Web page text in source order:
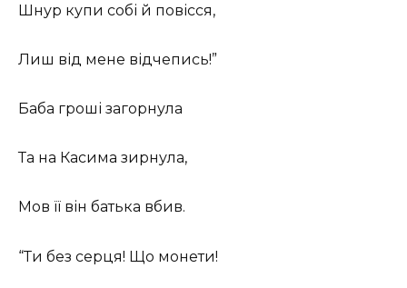
Шнур купи собі й повісся,
Лиш від мене відчепись!”
Баба гроші загорнула
Та на Касима зирнула,
Мов її він батька вбив.
“Ти без серця! Що монети!